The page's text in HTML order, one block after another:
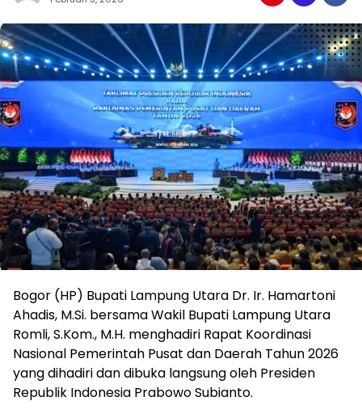
Bogor (HP) Bupati Lampung Utara Dr. Ir. Hamartoni
Ahadis, M.Si. bersama Wakil Bupati Lampung Utara
Romli, S.Kom., M.H. menghadiri Rapat Koordinasi
Nasional Pemerintah Pusat dan Daerah Tahun 2026
yang dihadiri dan dibuka langsung oleh Presiden
Republik Indonesia Prabowo Subianto.